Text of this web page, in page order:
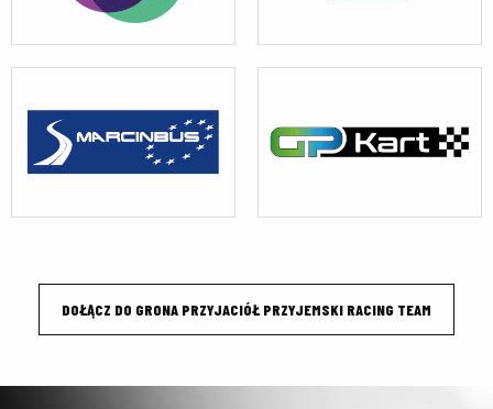
DOŁĄCZ DO GRONA PRZYJACIÓŁ PRZYJEMSKI RACING TEAM